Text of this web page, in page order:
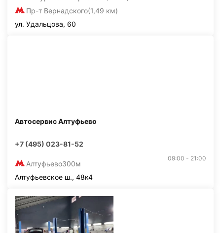
Пр-т Вернадского(1,49 км)
ул. Удальцова, 60
Автосервис Алтуфьево
+7 (495) 023-81-52
Алтуфьево300м
09:00 - 21:00
Алтуфьевское ш., 48к4